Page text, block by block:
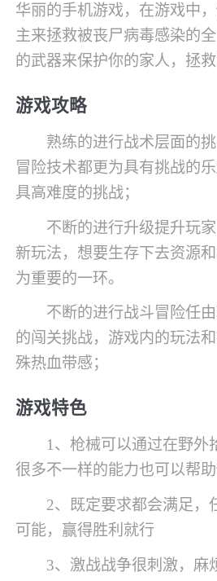
华丽的手机游戏，在游戏中
主来拯救被丧尸病毒感染的
的武器来保护你的家人，拯救
游戏攻略
熟练的进行战术层面的
冒险技术都更为具有挑战的
具高难度的挑战；
不断的进行升级提升玩
新玩法，想要生存下去资源
为重要的一环。
不断的进行战斗冒险任
的闯关挑战，游戏内的玩法
殊热血带感；
游戏特色
1、枪械可以通过在野外
很多不一样的能力也可以帮
2、既定要求都会满足，
可能，赢得胜利就行
3、激战战争很刺激，麻